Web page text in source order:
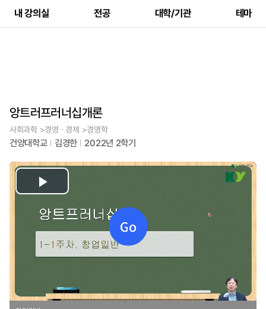
내 강의실 전공 대학/기관 테마
앙트러프러너십개론
사회과학 >경영ㆍ경제 >경영학
건양대학교 김경한 2022년 2학기
Play
Video